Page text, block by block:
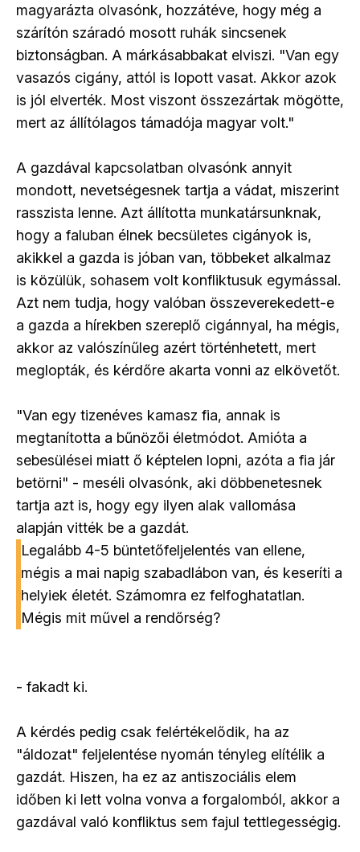
magyarázta olvasónk, hozzátéve, hogy még a
szárítón száradó mosott ruhák sincsenek
biztonságban. A márkásabbakat elviszi. "Van egy
vasazós cigány, attól is lopott vasat. Akkor azok
is jól elverték. Most viszont összezártak mögötte,
mert az állítólagos támadója magyar volt."
A gazdával kapcsolatban olvasónk annyit
mondott, nevetségesnek tartja a vádat, miszerint
rasszista lenne. Azt állította munkatársunknak,
hogy a faluban élnek becsületes cigányok is,
akikkel a gazda is jóban van, többeket alkalmaz
is közülük, sohasem volt konfliktusuk egymással.
Azt nem tudja, hogy valóban összeverekedett-e
a gazda a hírekben szereplő cigánnyal, ha mégis,
akkor az valószínűleg azért történhetett, mert
meglopták, és kérdőre akarta vonni az elkövetőt.
"Van egy tizenéves kamasz fia, annak is
megtanította a bűnözői életmódot. Amióta a
sebesülései miatt ő képtelen lopni, azóta a fia jár
betörni" - meséli olvasónk, aki döbbenetesnek
tartja azt is, hogy egy ilyen alak vallomása
alapján vitték be a gazdát.
Legalább 4-5 büntetőfeljelentés van ellene,
mégis a mai napig szabadlábon van, és keseríti a
helyiek életét. Számomra ez felfoghatatlan.
Mégis mit művel a rendőrség?
- fakadt ki.
A kérdés pedig csak felértékelődik, ha az
"áldozat" feljelentése nyomán tényleg elítélik a
gazdát. Hiszen, ha ez az antiszociális elem
időben ki lett volna vonva a forgalomból, akkor a
gazdával való konfliktus sem fajul tettlegességig.